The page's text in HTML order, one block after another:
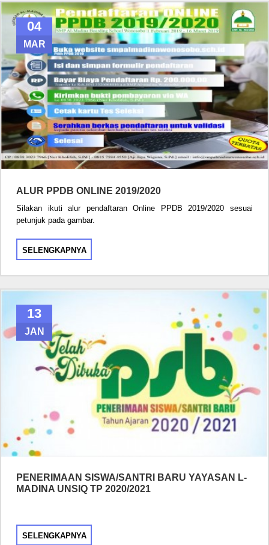
04
MAR
ALUR PPDB ONLINE 2019/2020
Silakan ikuti alur pendaftaran Online PPDB 2019/2020 sesuai
petunjuk pada gambar.
SELENGKAPNYA
13
JAN
PENERIMAAN SISWA/SANTRI BARU YAYASAN L-
MADINA UNSIQ TP 2020/2021
SELENGKAPNYA